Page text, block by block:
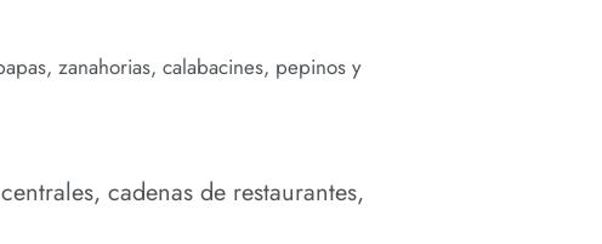
zanahorias, calabacines, pepinos y
cadenas de restaurantes,